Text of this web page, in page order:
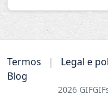
Termos | Legal e
Blog
2026